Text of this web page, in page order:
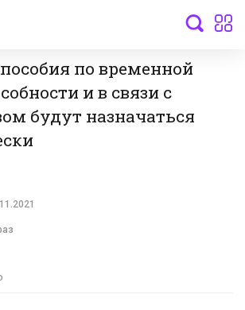
по временной
и в связи с
будут назначаться